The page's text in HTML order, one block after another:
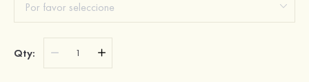
Qty: